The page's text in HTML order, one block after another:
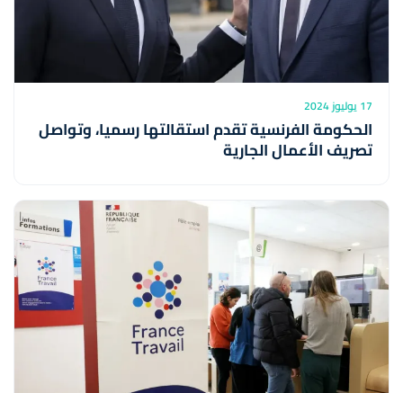
17 يوليوز 2024
الحكومة الفرنسية تقدم استقالتها رسميا، وتواصل
تصريف الأعمال الجارية